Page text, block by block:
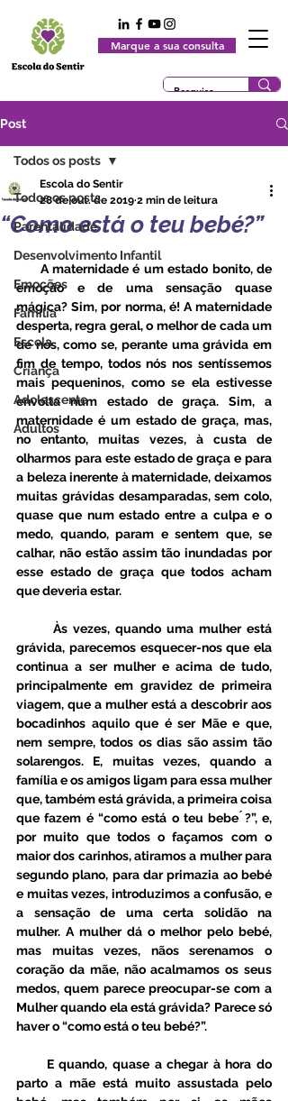
Marque a sua consulta
Post
Todos os posts
Parentalidade
Desenvolvimento Infantil
Emoções
Família
Escola
Criança
Adolescente
Adultos
Todos os posts
“Como está o teu bebé?”
Escola do Sentir
28 de out. de 2019 2 min de leitura
emoção e de uma sensação quase
mágica? Sim, por norma, é! A maternidade
desperta, regra geral, o melhor de cada um
de nós, como se, perante uma grávida em
fim de tempo, todos nós nos sentíssemos
mais pequeninos, como se ela estivesse
envolta num estado de graça. Sim, a
maternidade é um estado de graça, mas,
no entanto, muitas vezes, à custa de
olharmos para este estado de graça e para
a beleza inerente à maternidade, deixamos
muitas grávidas desamparadas, sem colo,
quase que num estado entre a culpa e o
medo, quando, param e sentem que, se
calhar, não estão assim tão inundadas por
esse estado de graça que todos acham
que deveria estar.
       Às vezes, quando uma mulher está
grávida, parecemos esquecer-nos que ela
continua a ser mulher e acima de tudo,
principalmente em gravidez de primeira
viagem, que a mulher está a descobrir aos
bocadinhos aquilo que é ser Mãe e que,
nem sempre, todos os dias são assim tão
solarengos. E, muitas vezes, quando a
família e os amigos ligam para essa mulher
que, também está grávida, a primeira coisa
que fazem é “como está o teu bebe ́?”, e,
por muito que todos o façamos com o
maior dos carinhos, atiramos a mulher para
segundo plano, para dar primazia ao bebé
e muitas vezes, introduzimos a confusão, e
a sensação de uma certa solidão na
mulher. A mulher dá o melhor pelo bebé,
mas muitas vezes, nãos serenamos o
coração da mãe, não acalmamos os seus
medos, quem parece preocupar-se com a
Mulher quando ela está grávida? Parece só
haver o “como está o teu bebé?”.
parto a mãe está muito assustada pelo